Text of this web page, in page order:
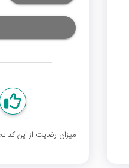
میزان رضایت از این کد